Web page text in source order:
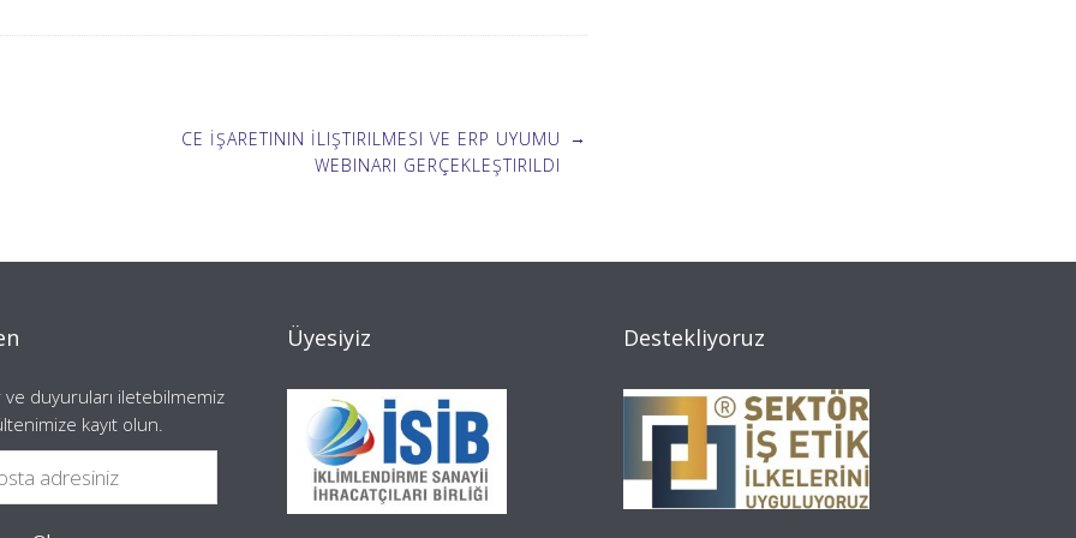
CE İŞARETININ İLIŞTIRILMESI VE ERP UYUMU
WEBINARI GERÇEKLEŞTIRILDI
→
ve duyuruları iletebilmemiz
kayıt olun.
Üyesiyiz Destekliyoruz